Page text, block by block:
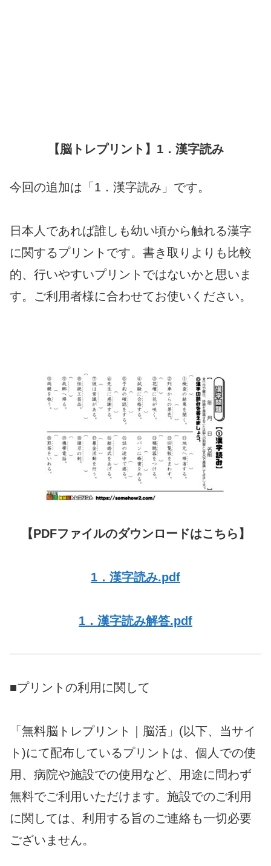
【脳トレプリント】1．漢字読み
今回の追加は「1．漢字読み」です。
日本人であれば誰しも幼い頃から触れる漢字
に関するプリントです。書き取りよりも比較
的、行いやすいプリントではないかと思いま
す。ご利用者様に合わせてお使いください。
【PDFファイルのダウンロードはこちら】
1．漢字読み.pdf
1．漢字読み解答.pdf
■プリントの利用に関して
「無料脳トレプリント｜脳活」(以下、当サイ
ト)にて配布しているプリントは、個人での使
用、病院や施設での使用など、用途に問わず
無料でご利用いただけます。施設でのご利用
に関しては、利用する旨のご連絡も一切必要
ございません。